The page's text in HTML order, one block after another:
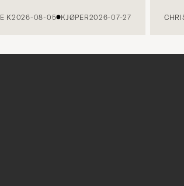
08-05 KJØPER2026-07-27